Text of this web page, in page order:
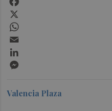
Valencia Plaza